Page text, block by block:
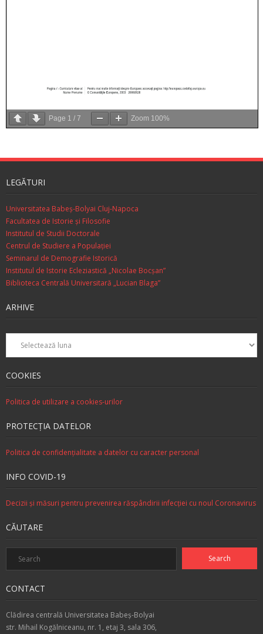
Page 1 / 7 Zoom 100%
LEGĂTURI
Universitatea Babeș-Bolyai Cluj-Napoca
Facultatea de Istorie şi Filosofie
Institutul de Studii Doctorale
Centrul de Studiere a Populaţiei
Seminarul de Demografie Istorică
Institutul de Istorie Ecleziastică „Nicolae Bocşan”
Biblioteca Centrală Universitară „Lucian Blaga”
ARHIVE
Arhive
COOKIES
Politica de utilizare a cookies-urilor
PROTECŢIA DATELOR
Politica de confidenţialitate a datelor cu caracter personal
INFO COVID-19
Decizii şi măsuri pentru prevenirea răspândirii infecţiei cu noul Coronavirus
CĂUTARE
CONTACT
Clădirea centrală Universitatea Babeş-Bolyai
str. Mihail Kogălniceanu, nr. 1, etaj 3, sala 306,